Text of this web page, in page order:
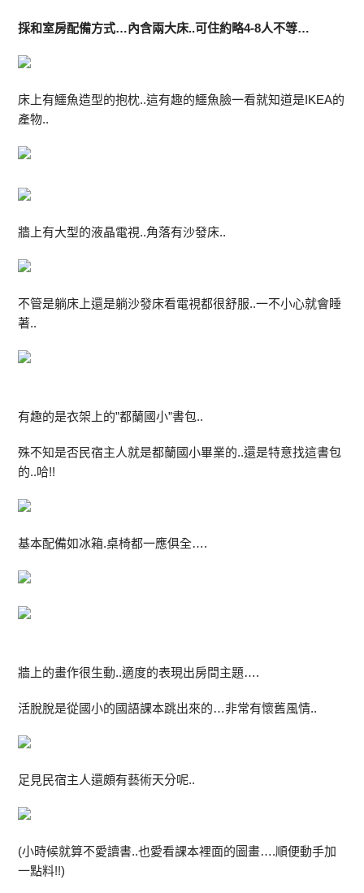
採和室房配備方式…內含兩大床..可住約略4-8人不等…
床上有鱷魚造型的抱枕..這有趣的鱷魚臉一看就知道是IKEA的
產物..
牆上有大型的液晶電視..角落有沙發床..
不管是躺床上還是躺沙發床看電視都很舒服..一不小心就會睡
著..
有趣的是衣架上的”都蘭國小”書包..
殊不知是否民宿主人就是都蘭國小畢業的..還是特意找這書包
的..哈!!
基本配備如冰箱.桌椅都一應俱全….
牆上的畫作很生動..適度的表現出房間主題….
活脫脫是從國小的國語課本跳出來的…非常有懷舊風情..
足見民宿主人還頗有藝術天分呢..
(小時候就算不愛讀書..也愛看課本裡面的圖畫….順便動手加
一點料!!)